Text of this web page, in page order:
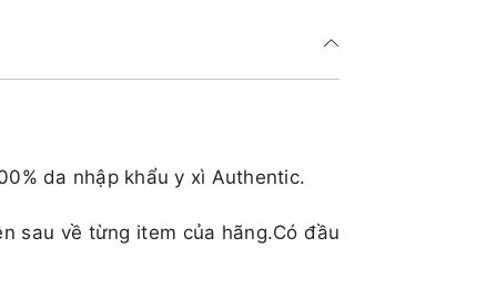
da nhập khẩu y xì Authentic.
sau về từng item của hãng.Có đầu